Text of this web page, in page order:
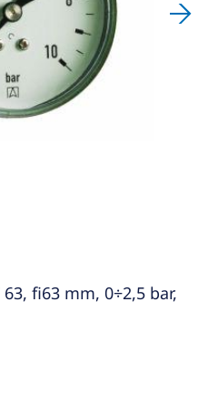
fi63 mm, 0÷2,5 bar,